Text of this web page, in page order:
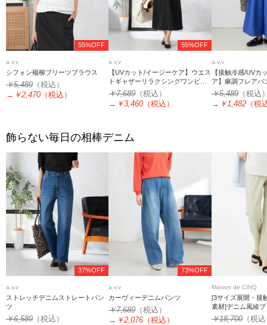
55%OFF
a.v.v
シフォン楊柳プリーツブラウス
￥5,489 （税込）
→ ￥2,470 （税込）
55%OFF
a.v.v
【UVカット/イージーケア】ウエス
トギャザーリラクシングワンピー
ス
￥7,689（税込）
→ ￥3,460 （税込）
a.v.v
【接触冷感/UVカ
ア】麻調フレアパ
￥5,489（税込
→ ￥1,482（税
飾らない毎日の相棒デニム
37%OFF
a.v.v
ストレッチデニムストレートパン
ツ
￥6,589 （税込）
73%OFF
a.v.v
カーヴィーデニムパンツ
￥7,689（税込）
→ ￥2,076 （税込）
Maison de CINQ
[3サイズ展開・接
素材]デニム風綾
ションストレッチ
￥18,700（税